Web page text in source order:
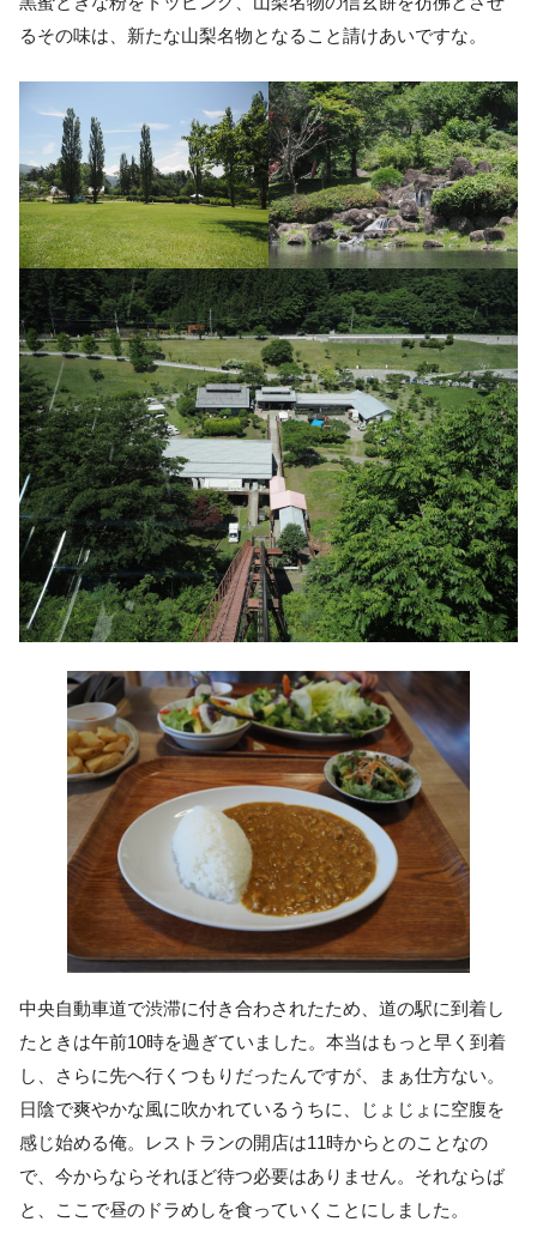
るその味は、新たな山梨名物となること請けあいですな。
中央自動車道で渋滞に付き合わされたため、道の駅に到着し
たときは午前10時を過ぎていました。本当はもっと早く到着
し、さらに先へ行くつもりだったんですが、まぁ仕方ない。
日陰で爽やかな風に吹かれているうちに、じょじょに空腹を
感じ始める俺。レストランの開店は11時からとのことなの
で、今からならそれほど待つ必要はありません。それならば
と、ここで昼のドラめしを食っていくことにしました。